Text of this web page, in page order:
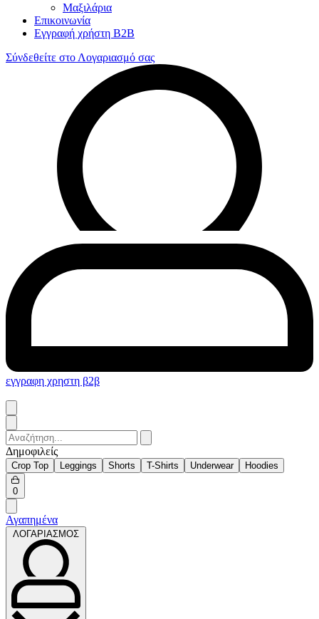
Μαξιλάρια
Επικοινωνία
Εγγραφή χρήστη B2B
Σύνδεθείτε στο Λογαριασμό σας
εγγραφη χρηστη β2β
Search
for:
Δημοφιλείς
Crop Top Leggings Shorts T-Shirts Underwear Hoodies
0Open
cart
Αγαπημένα
ΛΟΓΑΡΙΑΣΜΟΣ
ΛΟΓΑΡΙΑΣΜΟΣ